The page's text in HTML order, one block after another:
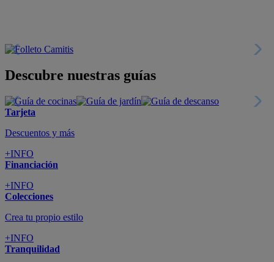
Descubre nuestras guías
Tarjeta
Descuentos y más
+INFO
Financiación
+INFO
Colecciones
Crea tu propio estilo
+INFO
Tranquilidad